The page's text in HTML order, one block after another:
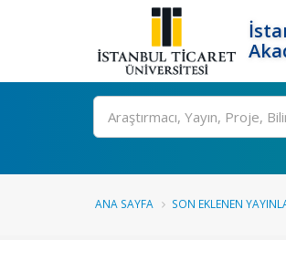
Ara
ANA SAYFA SON EKLENEN